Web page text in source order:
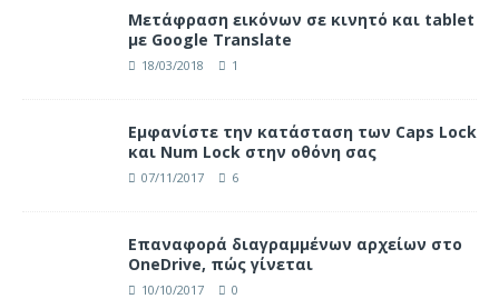
Μετάφραση εικόνων σε κινητό και tablet
με Google Translate
18/03/2018 1
Eμφανίστε την κατάσταση των Caps Lock
και Num Lock στην οθόνη σας
07/11/2017 6
Επαναφορά διαγραμμένων αρχείων στο
OneDrive, πώς γίνεται
10/10/2017 0